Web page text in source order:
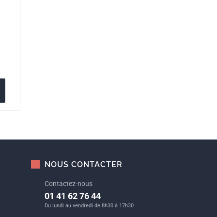
NOUS CONTACTER
Contactez-nous
01 41 62 76 44
Du lundi au vendredi de 8h30 à 17h30